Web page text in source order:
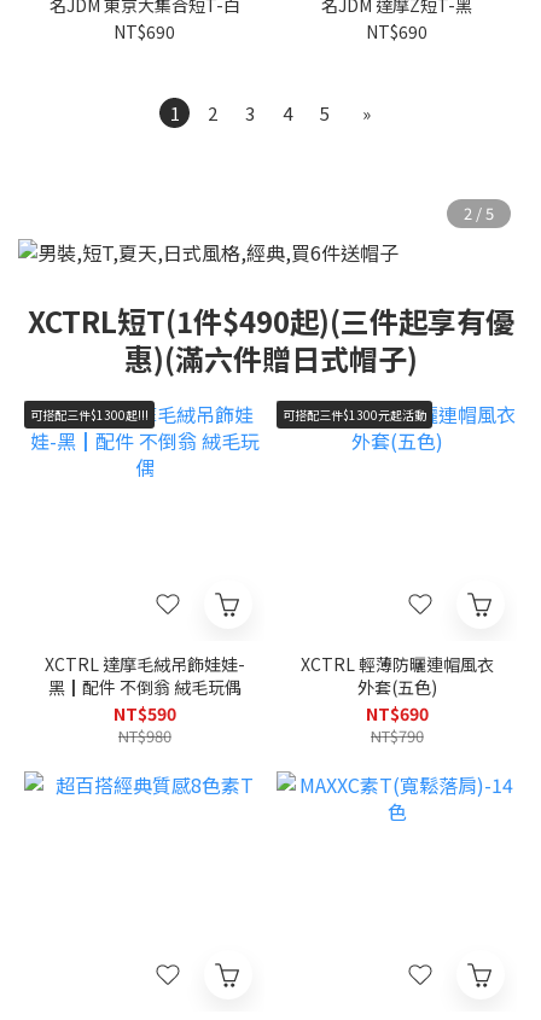
名JDM 東京大集合短T-白
NT$690
名JDM 達摩Z短T-黑
NT$690
1 2 3 4 5 »
XCTRL短T(1件$490起)(三件起享有優
惠)(滿六件贈日式帽子)
可搭配三件$1300起!!!
XCTRL 達摩毛絨吊飾娃娃-
黑┃配件 不倒翁 絨毛玩偶
NT$590
NT$980
可搭配三件$1300元起活動
XCTRL 輕薄防曬連帽風衣
外套(五色)
NT$690
NT$790